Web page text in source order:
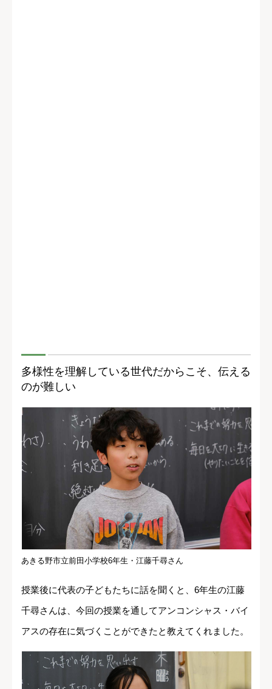
多様性を理解している世代だからこそ、伝える
のが難しい
あきる野市立前田小学校6年生・江藤千尋さん
授業後に代表の子どもたちに話を聞くと、6年生の江藤
千尋さんは、今回の授業を通してアンコンシャス・バイ
アスの存在に気づくことができたと教えてくれました。